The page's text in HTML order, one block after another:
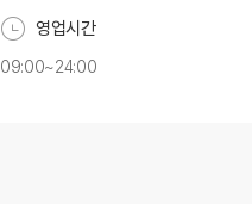
영업시간
09:00~24:00